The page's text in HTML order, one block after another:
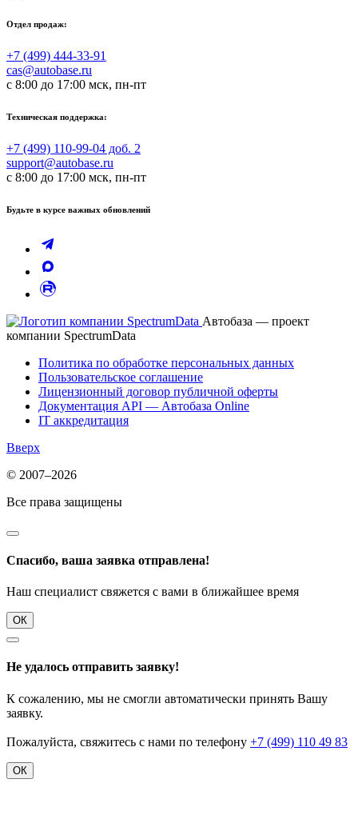
Отдел продаж:
+7 (499) 444-33-91
cas@autobase.ru
с 8:00 до 17:00 мск, пн-пт
Техническая поддержка:
+7 (499) 110-99-04 доб. 2
support@autobase.ru
с 8:00 до 17:00 мск, пн-пт
Будьте в курсе важных обновлений
Автобаза — проект
компании SpectrumData
Политика по обработке персональных данных
Пользовательское соглашение
Лицензионный договор публичной оферты
Документация API — Автобаза Online
IT аккредитация
Вверх
© 2007–2026
Все права защищены
Спасибо, ваша заявка отправлена!
Наш специалист свяжется с вами в ближайшее время
ОК
Не удалось отправить заявку!
К сожалению, мы не смогли автоматически принять Вашу
заявку.
Пожалуйста, свяжитесь с нами по телефону +7 (499) 110 49 83
ОК